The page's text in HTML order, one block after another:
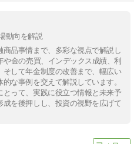
動向を解説
品事情まで、多彩な視点で解説し
金の売買、インデックス成績、利
して年金制度の改善まで、幅広い
な事例を交えて解説しています。
って、実践に役立つ情報と未来予
を後押しし、投資の視野を広げて